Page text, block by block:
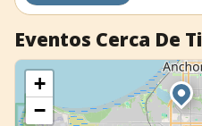
Eventos Cerca De Ti
+
−